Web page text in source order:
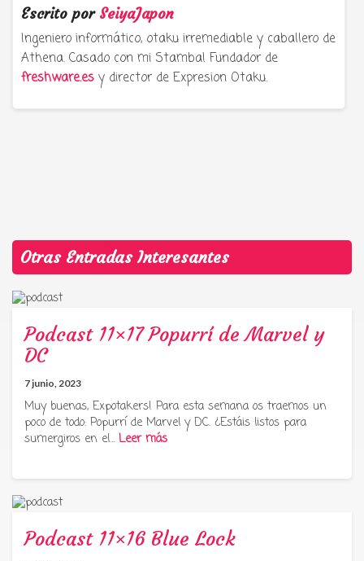
Escrito por SeiyaJapon
Ingeniero informático, otaku irremediable y caballero de
Athena. Casado con mi Stamba! Fundador de
freshware.es y director de Expresion Otaku.
Otras Entradas Interesantes
Podcast 11×17 Popurrí de Marvel y
DC
7 junio, 2023
Muy buenas, Expotakers! Para esta semana os traemos un
poco de todo: Popurrí de Marvel y DC. ¿Estáis listos para
sumergiros en el… Leer más
Podcast 11×16 Blue Lock